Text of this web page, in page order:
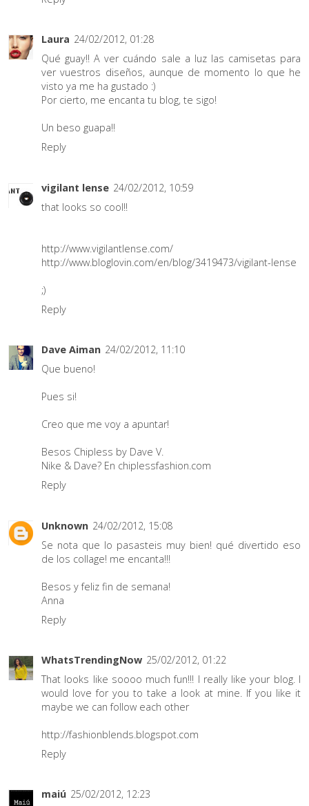
Laura 24/02/2012, 01:28
Qué guay!! A ver cuándo sale a luz las camisetas para
ver vuestros diseños, aunque de momento lo que he
visto ya me ha gustado :)
Por cierto, me encanta tu blog, te sigo!
Un beso guapa!!
Reply
vigilant lense 24/02/2012, 10:59
that looks so cool!!
http://www.vigilantlense.com/
http://www.bloglovin.com/en/blog/3419473/vigilant-lense
;)
Reply
Dave Aiman 24/02/2012, 11:10
Que bueno!
Pues si!
Creo que me voy a apuntar!
Besos Chipless by Dave V.
Nike & Dave? En chiplessfashion.com
Reply
Unknown 24/02/2012, 15:08
Se nota que lo pasasteis muy bien! qué divertido eso
de los collage! me encanta!!!
Besos y feliz fin de semana!
Anna
Reply
WhatsTrendingNow 25/02/2012, 01:22
That looks like soooo much fun!!! I really like your blog. I
would love for you to take a look at mine. If you like it
maybe we can follow each other
http://fashionblends.blogspot.com
Reply
maiú 25/02/2012, 12:23